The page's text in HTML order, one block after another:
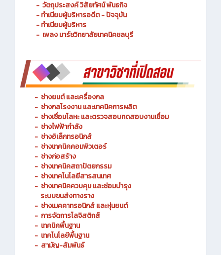
- ประวัติความเป็นมา
- วัตถุประสงค์ วิสัยทัศน์ พันธกิจ
- ทำเนียบผู้บริหารอดีต - ปัจจุบัน
- ทำเนียบผู้บริหาร
- ช่างยนต์ และเครื่องกล
- ช่างกลโรงงาน และเทคนิคการผลิต
- ช่างเชื่อมโลหะ และตรวจสอบทดสอบงานเชื่อม
- ช่างไฟฟ้ากำลัง
- ช่างอิเล็กทรอนิกส์
- ช่างเทคนิคคอมพิวเตอร์
- ช่างก่อสร้าง
- ช่างเทคนิคสถาปัตยกรรม
- ช่างเทคโนโลยีสารสนเทศ
ช่างเทคนิคควบคุม และซ่อมบำรุง
ระบบขนส่งทางราง
- ช่างเมคคาทรอนิกส์ และหุ่นยนต์
- การจัดการโลจิสติกส์
- เทคนิคพื้นฐาน
- เทคโนโลยีพื้นฐาน